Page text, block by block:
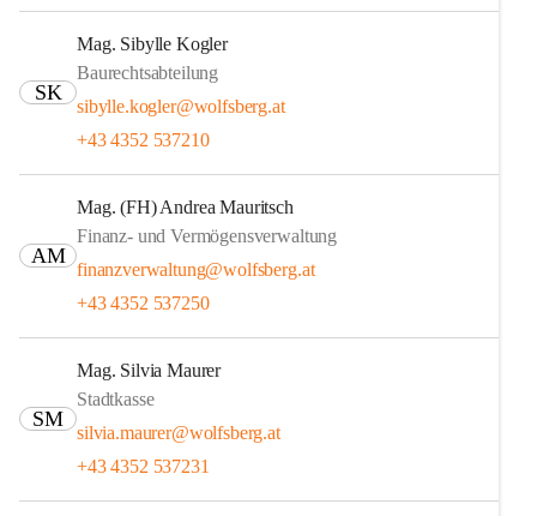
SK
Mag. Sibylle Kogler
Baurechtsabteilung
sibylle.kogler@wolfsberg.at
+43 4352 537210
AM
Mag. (FH) Andrea Mauritsch
Finanz- und Vermögensverwaltung
finanzverwaltung@wolfsberg.at
+43 4352 537250
SM
Mag. Silvia Maurer
Stadtkasse
silvia.maurer@wolfsberg.at
+43 4352 537231